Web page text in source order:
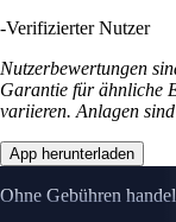
-Verifizierter Nutzer
Nutzerbewertungen
Garantie für ähnliche
variieren. Anlagen
App herunterladen
Ohne Gebühren